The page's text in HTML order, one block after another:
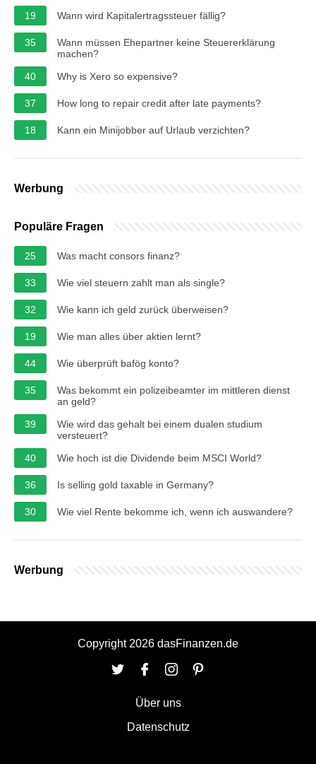
19 Wann wird Kapitalertragssteuer fällig?
35
Wann müssen Ehepartner keine Steuererklärung
machen?
40
Why is Xero so expensive?
37 How long to repair credit after late payments?
18 Kann ein Minijobber auf Urlaub verzichten?
Werbung
Populäre Fragen
25 Was macht consors finanz?
33 Wie viel steuern zahlt man als single?
32 Wie kann ich geld zurück überweisen?
19 Wie man alles über aktien lernt?
44 Wie überprüft bafög konto?
35
Was bekommt ein polizeibeamter im mittleren dienst
an geld?
39
Wie wird das gehalt bei einem dualen studium
versteuert?
40
Wie hoch ist die Dividende beim MSCI World?
36 Is selling gold taxable in Germany?
30 Wie viel Rente bekomme ich, wenn ich auswandere?
Werbung
Copyright 2026 dasFinanzen.de
Über uns
Datenschutz